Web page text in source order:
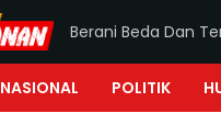
Berani Beda Dan
NASIONAL POLITIK